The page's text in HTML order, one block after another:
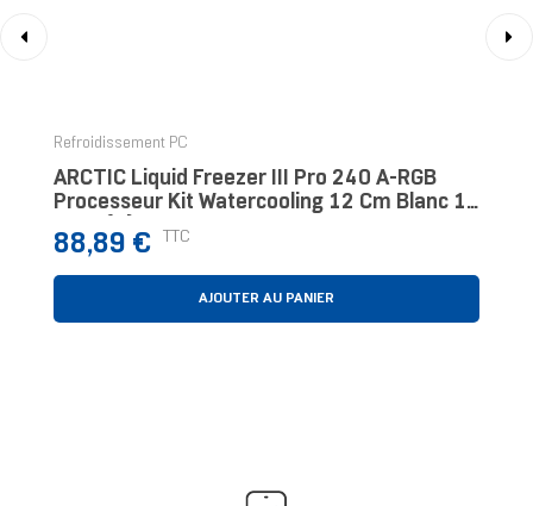
Refroidissement PC
ARCTIC Liquid Freezer III Pro 240 A-RGB
Processeur Kit Watercooling 12 Cm Blanc 1
Prix
88,89 € TTC
AJOUTER AU PANIER